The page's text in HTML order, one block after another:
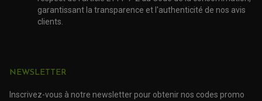
ROULEMENT MOTO
ROULEMENT DE ROUE
ROULEMENT DE DIRECTION
EMBRAYAGE MOTO
ACCESSOIRE SCOOTER SUZUKI
ACCESSOIRE SCOOTER VESPA
ACCESSOIRE SCOOTER YAMAHA
garantissant la transparence et l'authenticité de nos avis
clients.
NEWSLETTER
Inscrivez-vous à notre newsletter pour obtenir nos codes promo